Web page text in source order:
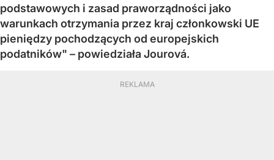
podstawowych i zasad praworządności jako
warunkach otrzymania przez kraj członkowski UE
pieniędzy pochodzących od europejskich
podatników" – powiedziała Jourová.